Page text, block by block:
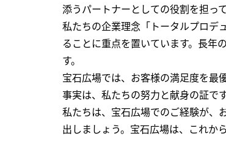
添うパートナーとしての役割を担って
私たちの企業理念「トータルプロデ
ることに重点を置いています。長年
す。
宝石広場では、お客様の満足度を最
事実は、私たちの努力と献身の証で
私たちは、宝石広場でのご経験が、
出しましょう。宝石広場は、これか